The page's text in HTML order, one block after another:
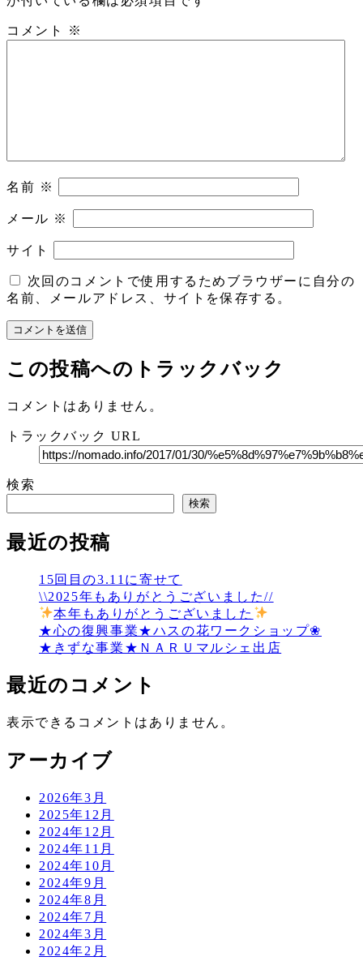
コメント ※
名前 ※
メール ※
サイト
次回のコメントで使用するためブラウザーに自分の
名前、メールアドレス、サイトを保存する。
この投稿へのトラックバック
コメントはありません。
トラックバック URL
検索
検索
最近の投稿
15回目の3.11に寄せて
\\2025年もありがとうございました//
本年もありがとうございました
★心の復興事業★ハスの花ワークショップ❀
★きずな事業★ＮＡＲＵマルシェ出店
最近のコメント
表示できるコメントはありません。
アーカイブ
2026年3月
2025年12月
2024年12月
2024年11月
2024年10月
2024年9月
2024年8月
2024年7月
2024年3月
2024年2月